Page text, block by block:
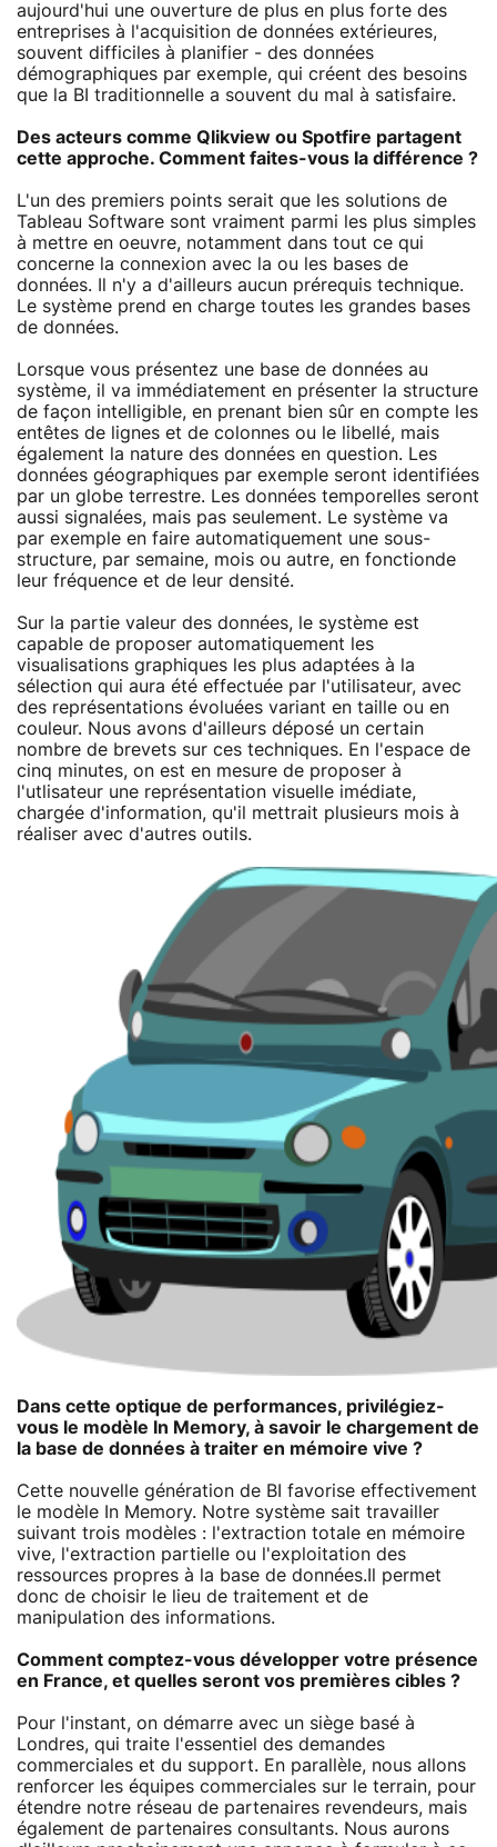
aujourd'hui une ouverture de plus en plus forte des
entreprises à l'acquisition de données extérieures,
souvent difficiles à planifier - des données
démographiques par exemple, qui créent des besoins
que la BI traditionnelle a souvent du mal à satisfaire.
Des acteurs comme Qlikview ou Spotfire partagent
cette approche. Comment faites-vous la différence ?
L'un des premiers points serait que les solutions de
Tableau Software sont vraiment parmi les plus simples
à mettre en oeuvre, notamment dans tout ce qui
concerne la connexion avec la ou les bases de
données. Il n'y a d'ailleurs aucun prérequis technique.
Le système prend en charge toutes les grandes bases
de données.
Lorsque vous présentez une base de données au
système, il va immédiatement en présenter la structure
de façon intelligible, en prenant bien sûr en compte les
entêtes de lignes et de colonnes ou le libellé, mais
également la nature des données en question. Les
données géographiques par exemple seront identifiées
par un globe terrestre. Les données temporelles seront
aussi signalées, mais pas seulement. Le système va
par exemple en faire automatiquement une sous-
structure, par semaine, mois ou autre, en fonctionde
leur fréquence et de leur densité.
Sur la partie valeur des données, le système est
capable de proposer automatiquement les
visualisations graphiques les plus adaptées à la
sélection qui aura été effectuée par l'utilisateur, avec
des représentations évoluées variant en taille ou en
couleur. Nous avons d'ailleurs déposé un certain
nombre de brevets sur ces techniques. En l'espace de
cinq minutes, on est en mesure de proposer à
l'utlisateur une représentation visuelle imédiate,
chargée d'information, qu'il mettrait plusieurs mois à
réaliser avec d'autres outils.
Dans cette optique de performances, privilégiez-
vous le modèle In Memory, à savoir le chargement de
la base de données à traiter en mémoire vive ?
Cette nouvelle génération de BI favorise effectivement
le modèle In Memory. Notre système sait travailler
suivant trois modèles : l'extraction totale en mémoire
vive, l'extraction partielle ou l'exploitation des
ressources propres à la base de données.Il permet
donc de choisir le lieu de traitement et de
manipulation des informations.
Comment comptez-vous développer votre présence
en France, et quelles seront vos premières cibles ?
Pour l'instant, on démarre avec un siège basé à
Londres, qui traite l'essentiel des demandes
commerciales et du support. En parallèle, nous allons
renforcer les équipes commerciales sur le terrain, pour
étendre notre réseau de partenaires revendeurs, mais
également de partenaires consultants. Nous aurons